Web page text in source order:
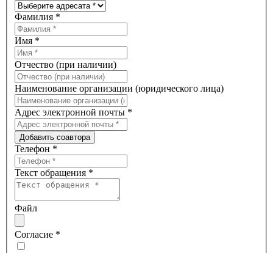
Фамилия *
Имя *
Отчество (при наличии)
Наименование организации (юридического лица)
Адрес электронной почты *
Добавить соавтора
Телефон *
Текст обращения *
Файл
Согласие *